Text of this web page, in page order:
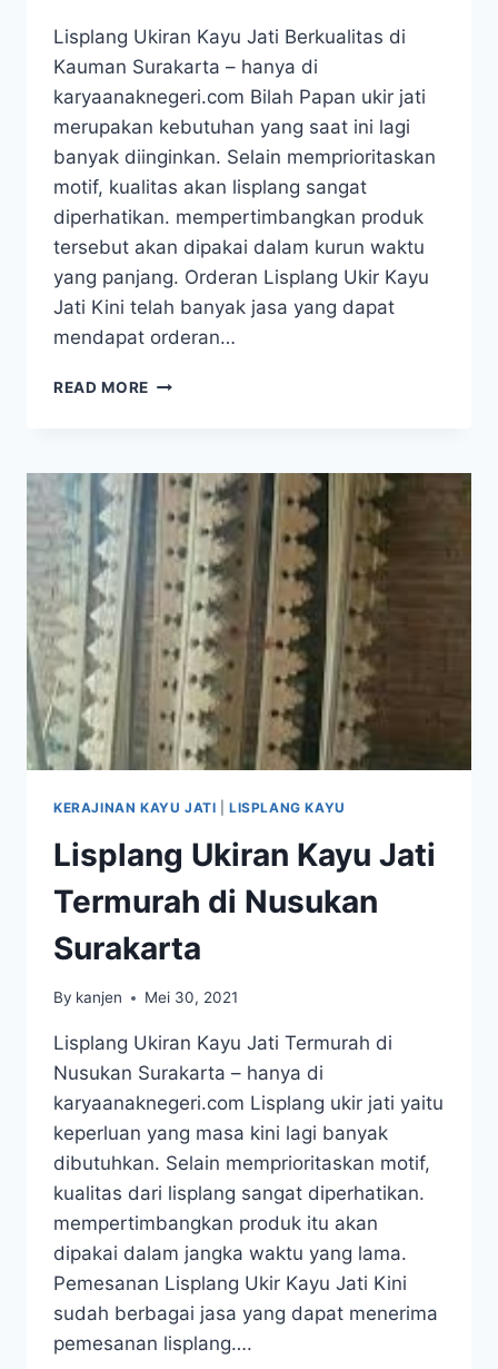
Lisplang Ukiran Kayu Jati Berkualitas di
Kauman Surakarta – hanya di
karyaanaknegeri.com Bilah Papan ukir jati
merupakan kebutuhan yang saat ini lagi
banyak diinginkan. Selain memprioritaskan
motif, kualitas akan lisplang sangat
diperhatikan. mempertimbangkan produk
tersebut akan dipakai dalam kurun waktu
yang panjang. Orderan Lisplang Ukir Kayu
Jati Kini telah banyak jasa yang dapat
mendapat orderan…
READ MORE
KERAJINAN KAYU JATI |LISPLANG KAYU
Lisplang Ukiran Kayu Jati
Termurah di Nusukan
Surakarta
By kanjen Mei 30, 2021
Lisplang Ukiran Kayu Jati Termurah di
Nusukan Surakarta – hanya di
karyaanaknegeri.com Lisplang ukir jati yaitu
keperluan yang masa kini lagi banyak
dibutuhkan. Selain memprioritaskan motif,
kualitas dari lisplang sangat diperhatikan.
mempertimbangkan produk itu akan
dipakai dalam jangka waktu yang lama.
Pemesanan Lisplang Ukir Kayu Jati Kini
sudah berbagai jasa yang dapat menerima
pemesanan lisplang….